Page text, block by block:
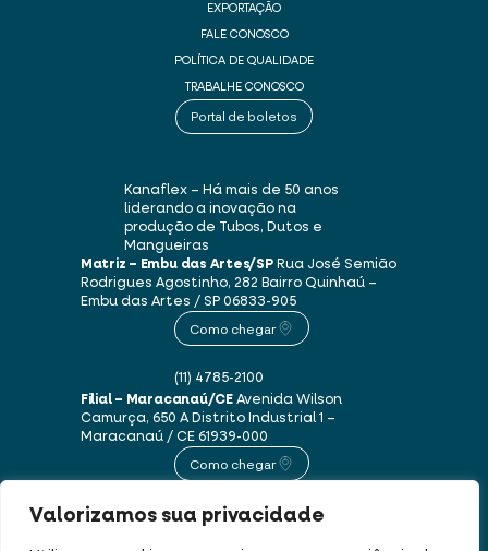
Valorizamos sua privacidade
EXPORTAÇÃO
FALE CONOSCO
POLÍTICA DE QUALIDADE
TRABALHE CONOSCO
Portal de boletos
Kanaflex – Há mais de 50 anos
liderando a inovação na
produção de Tubos, Dutos e
Mangueiras
Matriz – Embu das Artes/SPRua José Semião
Rodrigues Agostinho, 282 Bairro Quinhaú –
Embu das Artes / SP06833-905
Como chegar
(11) 4785-2100
Filial – Maracanaú/CEAvenida Wilson
Camurça, 650 ADistrito Industrial 1 –
Maracanaú / CE61939-000
Como chegar
(85) 3250-1235